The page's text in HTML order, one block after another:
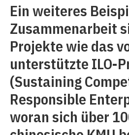
Ein weiteres
Zusammenarbeit
Projekte wie das
unterstützte ILO-
(Sustaining
Responsible
woran sich über